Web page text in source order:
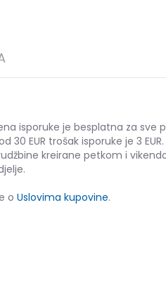
isporuke je besplatna za sve
30 EUR trošak isporuke je 3
kreirane petkom i
o Uslovima kupovine.